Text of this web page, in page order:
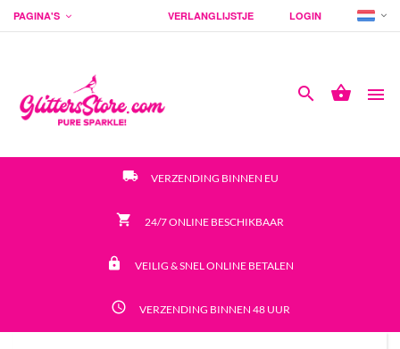
PAGINA'S LOGIN
VERLANGLIJSTJE



local_shipping VERZENDING BINNEN EU
shopping_cart 24/7 ONLINE BESCHIKBAAR
https VEILIG & SNEL ONLINE BETALEN
access_time VERZENDING BINNEN 48 UUR